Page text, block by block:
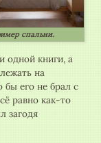
спальни.
одной книги, а
на
бы его не брал с
равно как-то
загодя